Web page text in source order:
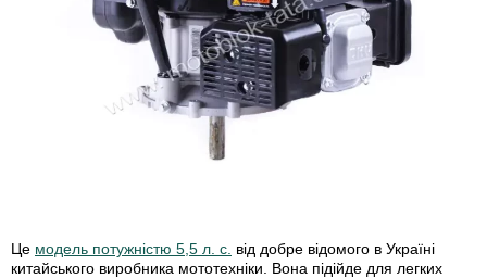
Це модель потужністю 5,5 л. с. від добре відомого в Україні
китайського виробника мототехніки. Вона підійде для легких